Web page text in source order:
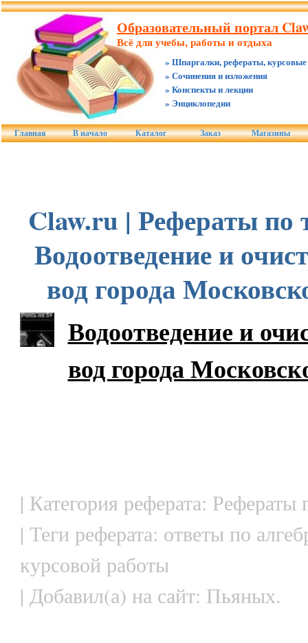
Образовательный портал
Всё для учебы, работы и отдыха
» Шпаргалки, рефераты, курсовые
» Сочинения и изложения
» Конспекты и лекции
» Энциклопедии
Главная В начало Каталог Заказ Магазины
Claw.ru | Рефераты по
Водоотведение и
вод города
Водоотведение и
вод города
| Категория реферата: Рефераты
| Теги реферата: ответы по
курсовой работы
| Добавил(а) на сайт: Пьяных.